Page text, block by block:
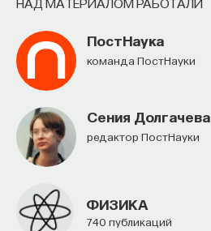
ПостНаука
команда ПостНауки
Сения Долгачева
редактор ПостНауки
ФИЗИКА
740 публикаций